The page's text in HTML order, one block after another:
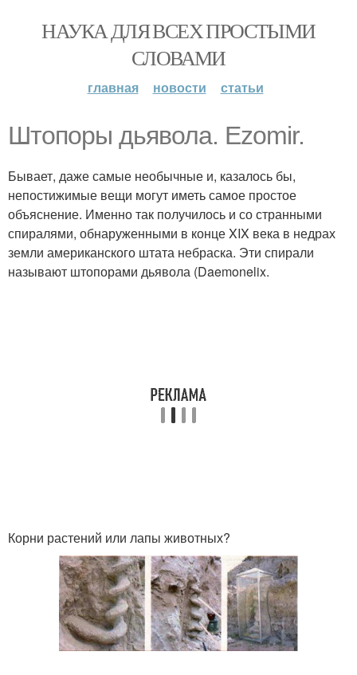
НАУКА ДЛЯ ВСЕХ ПРОСТЫМИ
СЛОВАМИ
главная новости статьи
Штопоры дьявола. Ezomir.
Бывает, даже самые необычные и, казалось бы,
непостижимые вещи могут иметь самое простое
объяснение. Именно так получилось и со странными
спиралями, обнаруженными в конце XIX века в недрах
земли американского штата небраска. Эти спирали
называют штопорами дьявола (Daemonelix.
Корни растений или лапы животных?